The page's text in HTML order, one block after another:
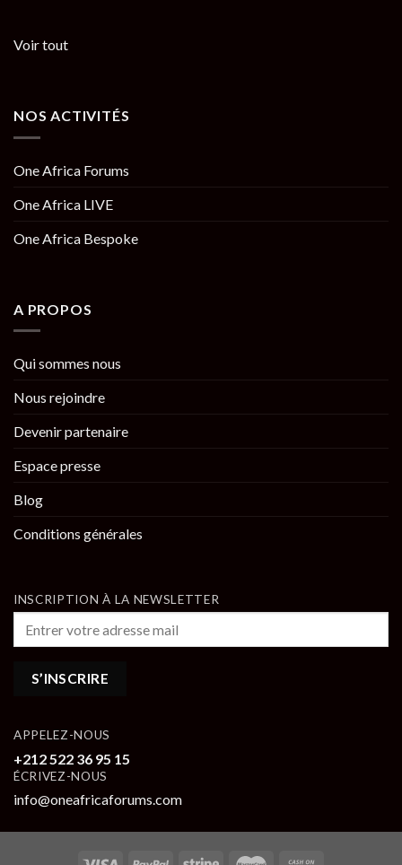
Voir tout
NOS ACTIVITÉS
One Africa Forums
One Africa LIVE
One Africa Bespoke
A PROPOS
Qui sommes nous
Nous rejoindre
Devenir partenaire
Espace presse
Blog
Conditions générales
INSCRIPTION À LA NEWSLETTER
APPELEZ-NOUS
+212 522 36 95 15
ÉCRIVEZ-NOUS
info@oneafricaforums.com